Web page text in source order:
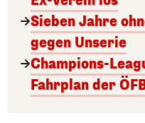
Sieben Jahre
gegen Unserie
Champions-
Fahrplan der